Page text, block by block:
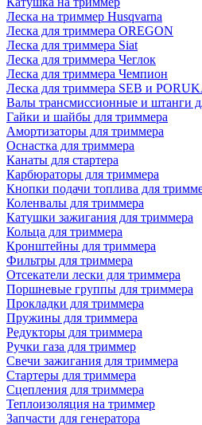
Леска на триммер Husqvarna
Леска для триммера OREGON
Леска для триммера Siat
Леска для триммера Чеглок
Леска для триммера Чемпион
Леска для триммера SEB и
Валы трансмиссионные и штанги
Гайки и шайбы для триммера
Амортизаторы для триммера
Оснастка для триммера
Канаты для стартера
Карбюраторы для триммера
Кнопки подачи топлива для
Коленвалы для триммера
Катушки зажигания для триммера
Кольца для триммера
Кронштейны для триммера
Фильтры для триммера
Отсекатели лески для триммера
Поршневые группы для триммера
Прокладки для триммера
Пружины для триммера
Редукторы для триммера
Ручки газа для триммер
Свечи зажигания для триммера
Стартеры для триммера
Сцепления для триммера
Теплоизоляция на триммер
Запчасти для генератора